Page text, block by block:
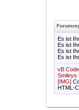
Es ist
Es ist
Es ist
Es ist
vB Code
Smileys
[IMG]
HTML-